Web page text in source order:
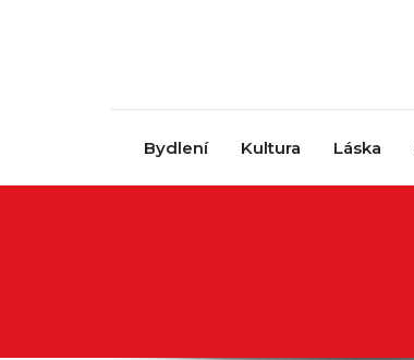
Bydlení Kultura Láska